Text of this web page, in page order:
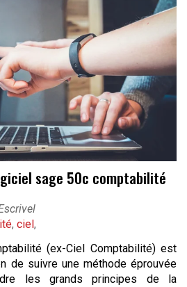
sage 50c comptabilité
, ciel ,
(ex-Ciel Comptabilité) est
de suivre une méthode éprouvée
les grands principes de la